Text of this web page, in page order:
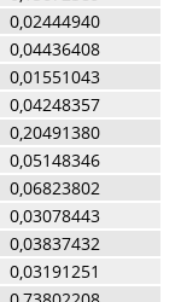
0,02444940
0,04436408
0,01551043
0,04248357
0,20491380
0,05148346
0,06823802
0,03078443
0,03837432
0,03191251